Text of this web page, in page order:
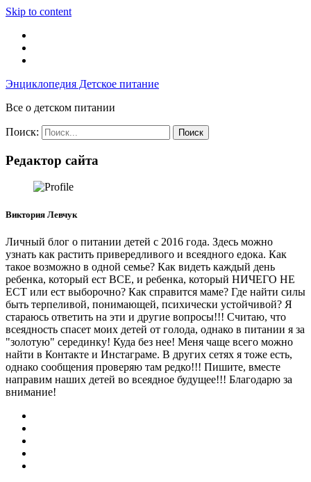
Skip to content
Энциклопедия Детское питание
Все о детском питании
Поиск:
Редактор сайта
Виктория Левчук
Личный блог о питании детей с 2016 года. Здесь можно
узнать как растить привередливого и всеядного едока. Как
такое возможно в одной семье? Как видеть каждый день
ребенка, который ест ВСЕ, и ребенка, который НИЧЕГО НЕ
ЕСТ или ест выборочно? Как справится маме? Где найти силы
быть терпеливой, понимающей, психически устойчивой? Я
стараюсь ответить на эти и другие вопросы!!! Считаю, что
всеядность спасет моих детей от голода, однако в питании я за
"золотую" серединку! Куда без нее! Меня чаще всего можно
найти в Контакте и Инстаграме. В других сетях я тоже есть,
однако сообщения проверяю там редко!!! Пишите, вместе
направим наших детей во всеядное будущее!!! Благодарю за
внимание!